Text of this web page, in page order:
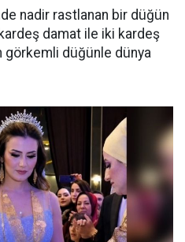
nadir rastlanan bir düğün
damat ile iki kardeş
görkemli düğünle dünya